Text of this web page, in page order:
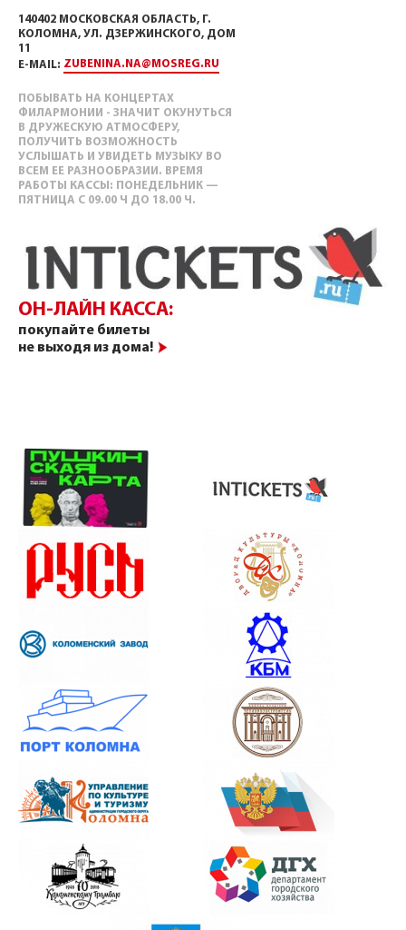
140402 МОСКОВСКАЯ ОБЛАСТЬ, Г.
КОЛОМНА, УЛ. ДЗЕРЖИНСКОГО, ДОМ
11
E-MAIL: ZUBENINA.NA@MOSREG.RU
ПОБЫВАТЬ НА КОНЦЕРТАХ
ФИЛАРМОНИИ - ЗНАЧИТ ОКУНУТЬСЯ
В ДРУЖЕСКУЮ АТМОСФЕРУ,
ПОЛУЧИТЬ ВОЗМОЖНОСТЬ
УСЛЫШАТЬ И УВИДЕТЬ МУЗЫКУ ВО
ВСЕМ ЕЕ РАЗНООБРАЗИИ. ВРЕМЯ
РАБОТЫ КАССЫ: ПОНЕДЕЛЬНИК —
ПЯТНИЦА С 09.00 Ч ДО 18.00 Ч.
ОН-ЛАЙН КАССА:
покупайте билеты
не выходя из дома!